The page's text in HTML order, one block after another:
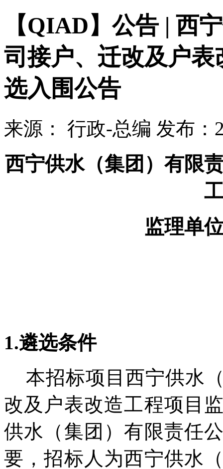
【QIAD】公告 | 西
司接户、迁改及户
选入围公告
来源： 行政-总编 发布：
西宁供水（集团）有限
监理单
1.遴选条件
本招标项目西宁供水
改及户表改造工程项目
供水（集团）有限责任
要，招标人为西宁供水